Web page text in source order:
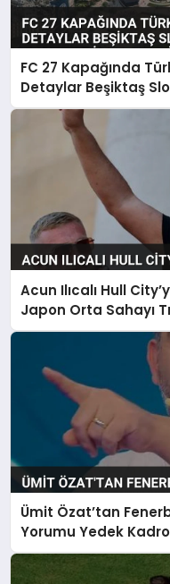
FC 27 Kapağında
Detaylar Beşiktaş
Forması Dikkat Çekti
Acun Ilıcalı Hull
Japon Orta Sahayı
Ümit Özat’tan
Yorumu Yedek